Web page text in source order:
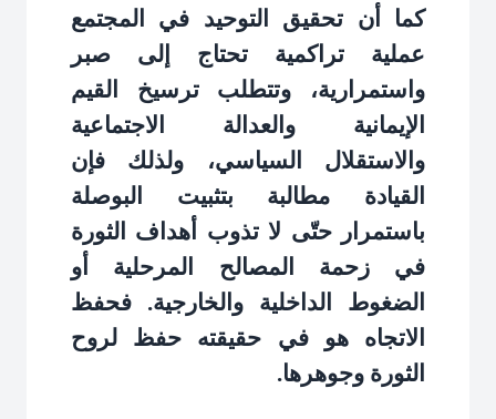
كما أن تحقيق التوحيد في المجتمع
عملية تراكمية تحتاج إلى صبر
واستمرارية، وتتطلب ترسيخ القيم
الإيمانية والعدالة الاجتماعية
والاستقلال السياسي، ولذلك فإن
القيادة مطالبة بتثبيت البوصلة
باستمرار حتّى لا تذوب أهداف الثورة
في زحمة المصالح المرحلية أو
الضغوط الداخلية والخارجية. فحفظ
الاتجاه هو في حقيقته حفظ لروح
الثورة وجوهرها.